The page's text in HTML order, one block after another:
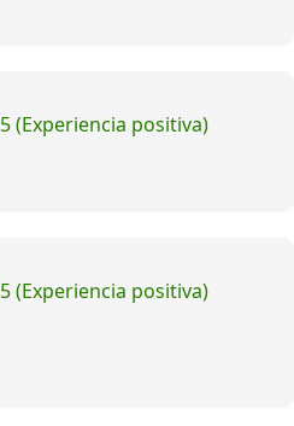
5 (Experiencia positiva)
5 (Experiencia positiva)